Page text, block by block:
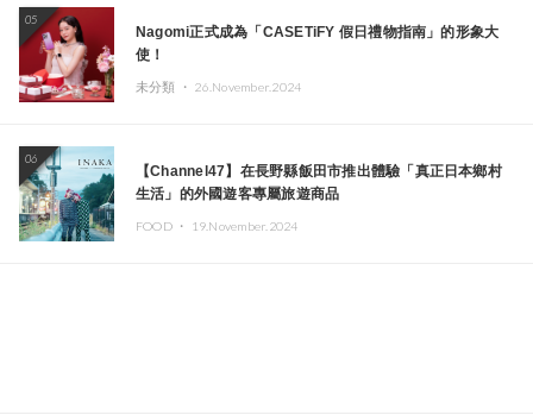
05
Nagomi正式成為「CASETiFY 假日禮物指南」的形象大
使！
未分類 ・ 26.November.2024
06
【Channel47】在長野縣飯田市推出體驗「真正日本鄉村
生活」的外國遊客專屬旅遊商品
FOOD ・ 19.November.2024